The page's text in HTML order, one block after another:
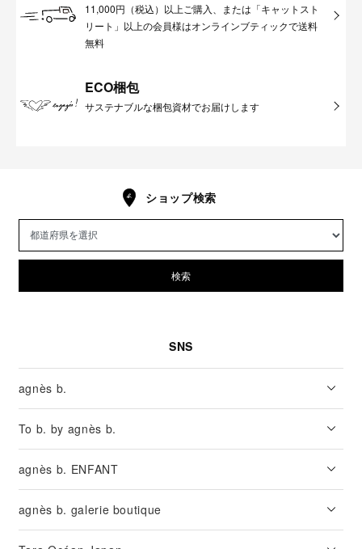
11,000円（税込）以上ご購入、または「キャットスト
リート」以上の会員様はオンラインブティックで送料
無料
ECO梱包
サステナブルな梱包資材でお届けします
ショップ検索
検索
SNS
agnès b.
To b. by agnès b.
agnès b. ENFANT
agnès b. galerie boutique